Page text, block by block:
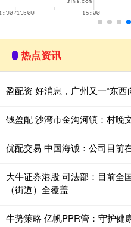
热点资讯
盈配资 好消息，广州又一“东西
钱盈配 沙湾市金沟河镇：村晚
优配交易 中国海诚：公司目前
大牛证券港股 司法部：目前全
（街道）全覆盖
牛势策略 亿帆PPR管：守护健